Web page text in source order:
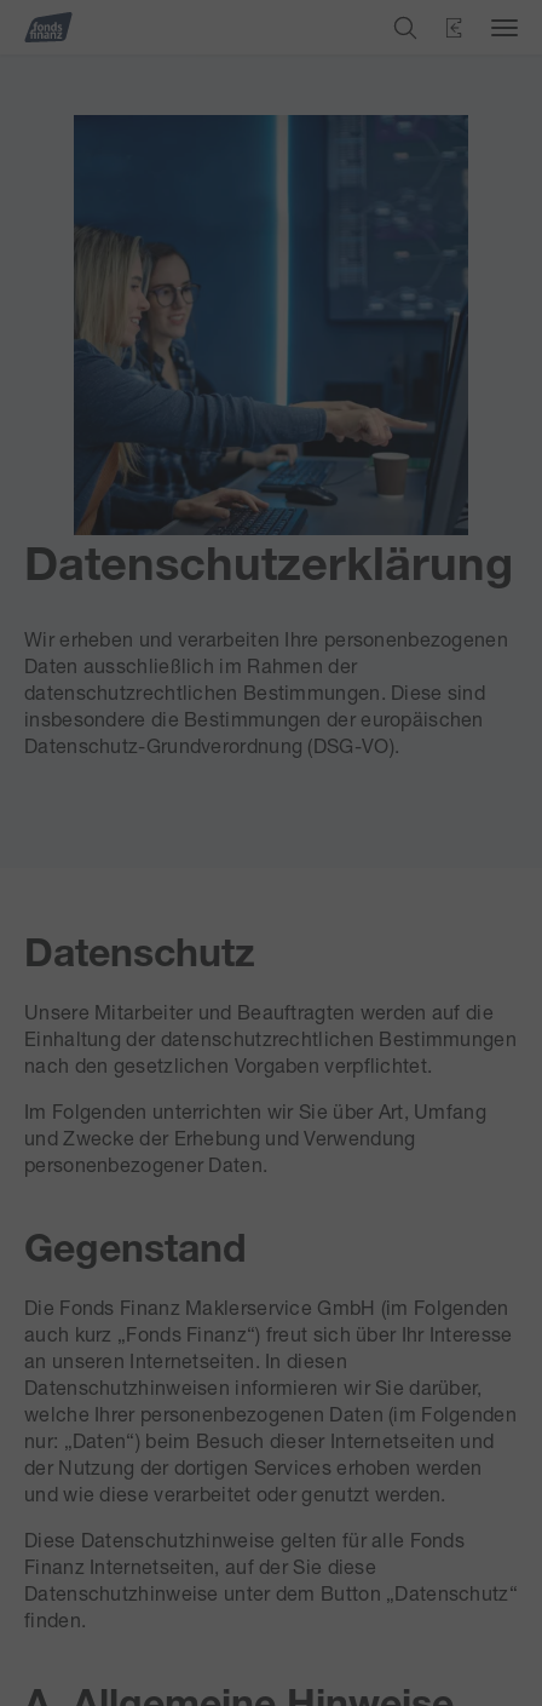
Datenschutzerklärung
Wir erheben und verarbeiten Ihre personenbezogenen
Daten ausschließlich im Rahmen der
datenschutzrechtlichen Bestimmungen. Diese sind
insbesondere die Bestimmungen der europäischen
Datenschutz-Grundverordnung (DSG-VO).
Datenschutz
Unsere Mitarbeiter und Beauftragten werden auf die
Einhaltung der datenschutzrechtlichen Bestimmungen
nach den gesetzlichen Vorgaben verpflichtet.
Im Folgenden unterrichten wir Sie über Art, Umfang
und Zwecke der Erhebung und Verwendung
personenbezogener Daten.
Gegenstand
Die Fonds Finanz Maklerservice GmbH (im Folgenden
auch kurz „Fonds Finanz“) freut sich über Ihr Interesse
an unseren Internetseiten. In diesen
Datenschutzhinweisen informieren wir Sie darüber,
welche Ihrer personenbezogenen Daten (im Folgenden
nur: „Daten“) beim Besuch dieser Internetseiten und
der Nutzung der dortigen Services erhoben werden
und wie diese verarbeitet oder genutzt werden.
Diese Datenschutzhinweise gelten für alle Fonds
Finanz Internetseiten, auf der Sie diese
Datenschutzhinweise unter dem Button „Datenschutz“
finden.